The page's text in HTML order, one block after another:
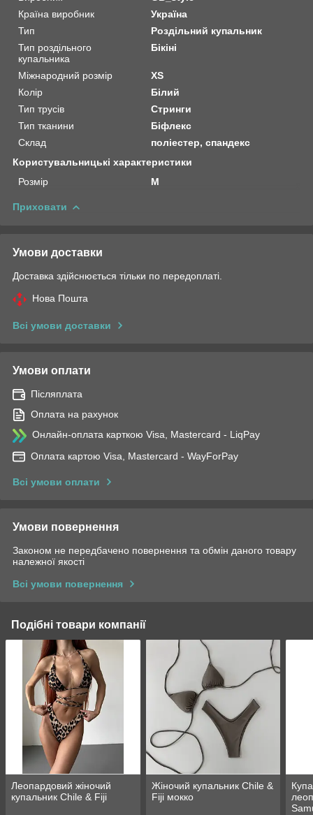
Країна виробник
Україна
Тип
Роздільний купальник
Тип роздільного
купальника
Бікіні
Міжнародний розмір
XS
Колір
Білий
Тип трусів
Стринги
Тип тканини
Біфлекс
Склад
поліестер, спандекс
Користувальницькі характеристики
Розмір
M
Приховати
Умови доставки
Доставка здійснюється тільки по передоплаті.
Нова Пошта
Всі умови доставки
Умови оплати
Післяплата
Оплата на рахунок
Онлайн-оплата карткою Visa, Mastercard - LiqPay
Оплата картою Visa, Mastercard - WayForPay
Всі умови оплати
Умови повернення
Законом не передбачено повернення та обмін даного товару
належної якості
Всі умови повернення
Подібні товари компанії
Леопардовий жіночий
купальник Chile & Fiji
Жіночий купальник Chile &
Fiji мокко